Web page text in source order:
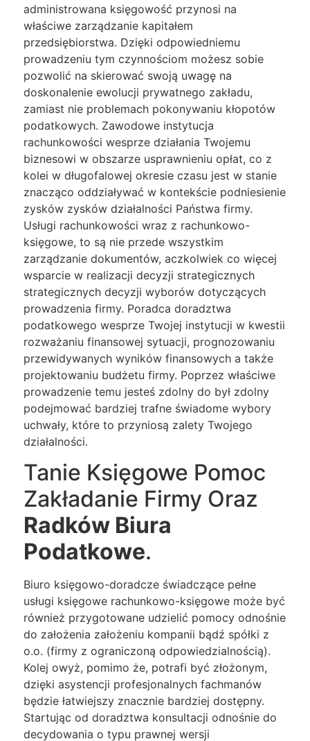
administrowana księgowość przynosi na
właściwe zarządzanie kapitałem
przedsiębiorstwa. Dzięki odpowiedniemu
prowadzeniu tym czynnościom możesz sobie
pozwolić na skierować swoją uwagę na
doskonalenie ewolucji prywatnego zakładu,
zamiast nie problemach pokonywaniu kłopotów
podatkowych. Zawodowe instytucja
rachunkowości wesprze działania Twojemu
biznesowi w obszarze usprawnieniu opłat, co z
kolei w długofalowej okresie czasu jest w stanie
znacząco oddziaływać w kontekście podniesienie
zysków zysków działalności Państwa firmy.
Usługi rachunkowości wraz z rachunkowo-
księgowe, to są nie przede wszystkim
zarządzanie dokumentów, aczkolwiek co więcej
wsparcie w realizacji decyzji strategicznych
strategicznych decyzji wyborów dotyczących
prowadzenia firmy. Poradca doradztwa
podatkowego wesprze Twojej instytucji w kwestii
rozważaniu finansowej sytuacji, prognozowaniu
przewidywanych wyników finansowych a także
projektowaniu budżetu firmy. Poprzez właściwe
prowadzenie temu jesteś zdolny do był zdolny
podejmować bardziej trafne świadome wybory
uchwały, które to przyniosą zalety Twojego
działalności.
Tanie Księgowe Pomoc
Zakładanie Firmy Oraz
Radków Biura
Podatkowe.
Biuro księgowo-doradcze świadczące pełne
usługi księgowe rachunkowo-księgowe może być
również przygotowane udzielić pomocy odnośnie
do założenia założeniu kompanii bądź spółki z
o.o. (firmy z ograniczoną odpowiedzialnością).
Kolej owyż, pomimo że, potrafi być złożonym,
dzięki asystencji profesjonalnych fachmanów
będzie łatwiejszy znacznie bardziej dostępny.
Startując od doradztwa konsultacji odnośnie do
decydowania o typu prawnej wersji